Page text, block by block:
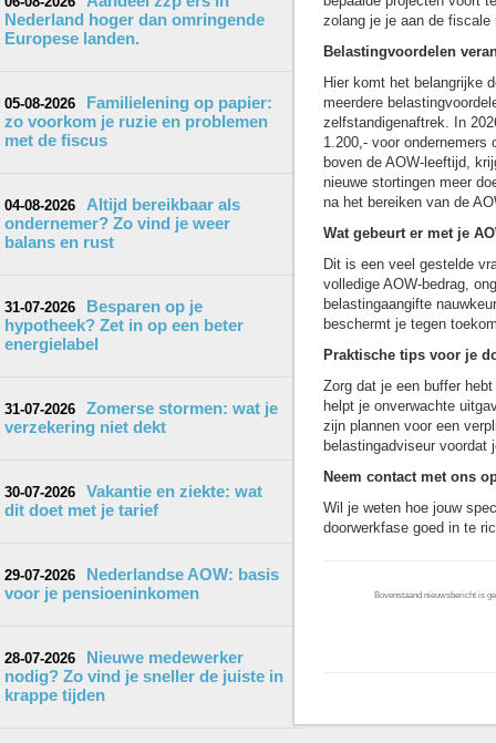
Nederland hoger dan omringende
Europese landen.
05-08-2026
Familielening op papier:
zo voorkom je ruzie en problemen
met de fiscus
04-08-2026
Altijd bereikbaar als
ondernemer? Zo vind je weer
balans en rust
31-07-2026
Besparen op je
hypotheek? Zet in op een beter
energielabel
31-07-2026
Zomerse stormen: wat je
verzekering niet dekt
30-07-2026
Vakantie en ziekte: wat
dit doet met je tarief
29-07-2026
Nederlandse AOW: basis
voor je pensioeninkomen
28-07-2026
Nieuwe medewerker
nodig? Zo vind je sneller de juiste in
krappe tijden
zolang je je aan de fiscale
Belastingvoordelen
Hier komt het belangrijke
meerdere
zelfstandigenaftrek. In
1.200,- voor ondernemers
boven de AOW-leeftijd,
nieuwe stortingen meer
na het bereiken van de
Wat gebeurt er met je
Dit is een veel gestelde
volledige AOW-bedrag,
belastingaangifte
beschermt je tegen
Praktische tips voor je
Zorg dat je een buffer
helpt je onverwachte
zijn plannen voor een
belastingadviseur
Neem contact met ons
Wil je weten hoe jouw
doorwerkfase goed in te
Bovenstaand nieuwsbericht is